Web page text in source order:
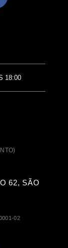
18:00
62, SÃO
02